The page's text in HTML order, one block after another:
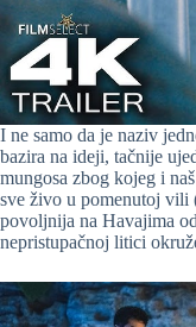
I ne samo da je naziv
bazira na ideji, tačnije
mungosa zbog kojeg i
sve živo u pomenutoj vili
povoljnija na Havajima
nepristupačnoj litici